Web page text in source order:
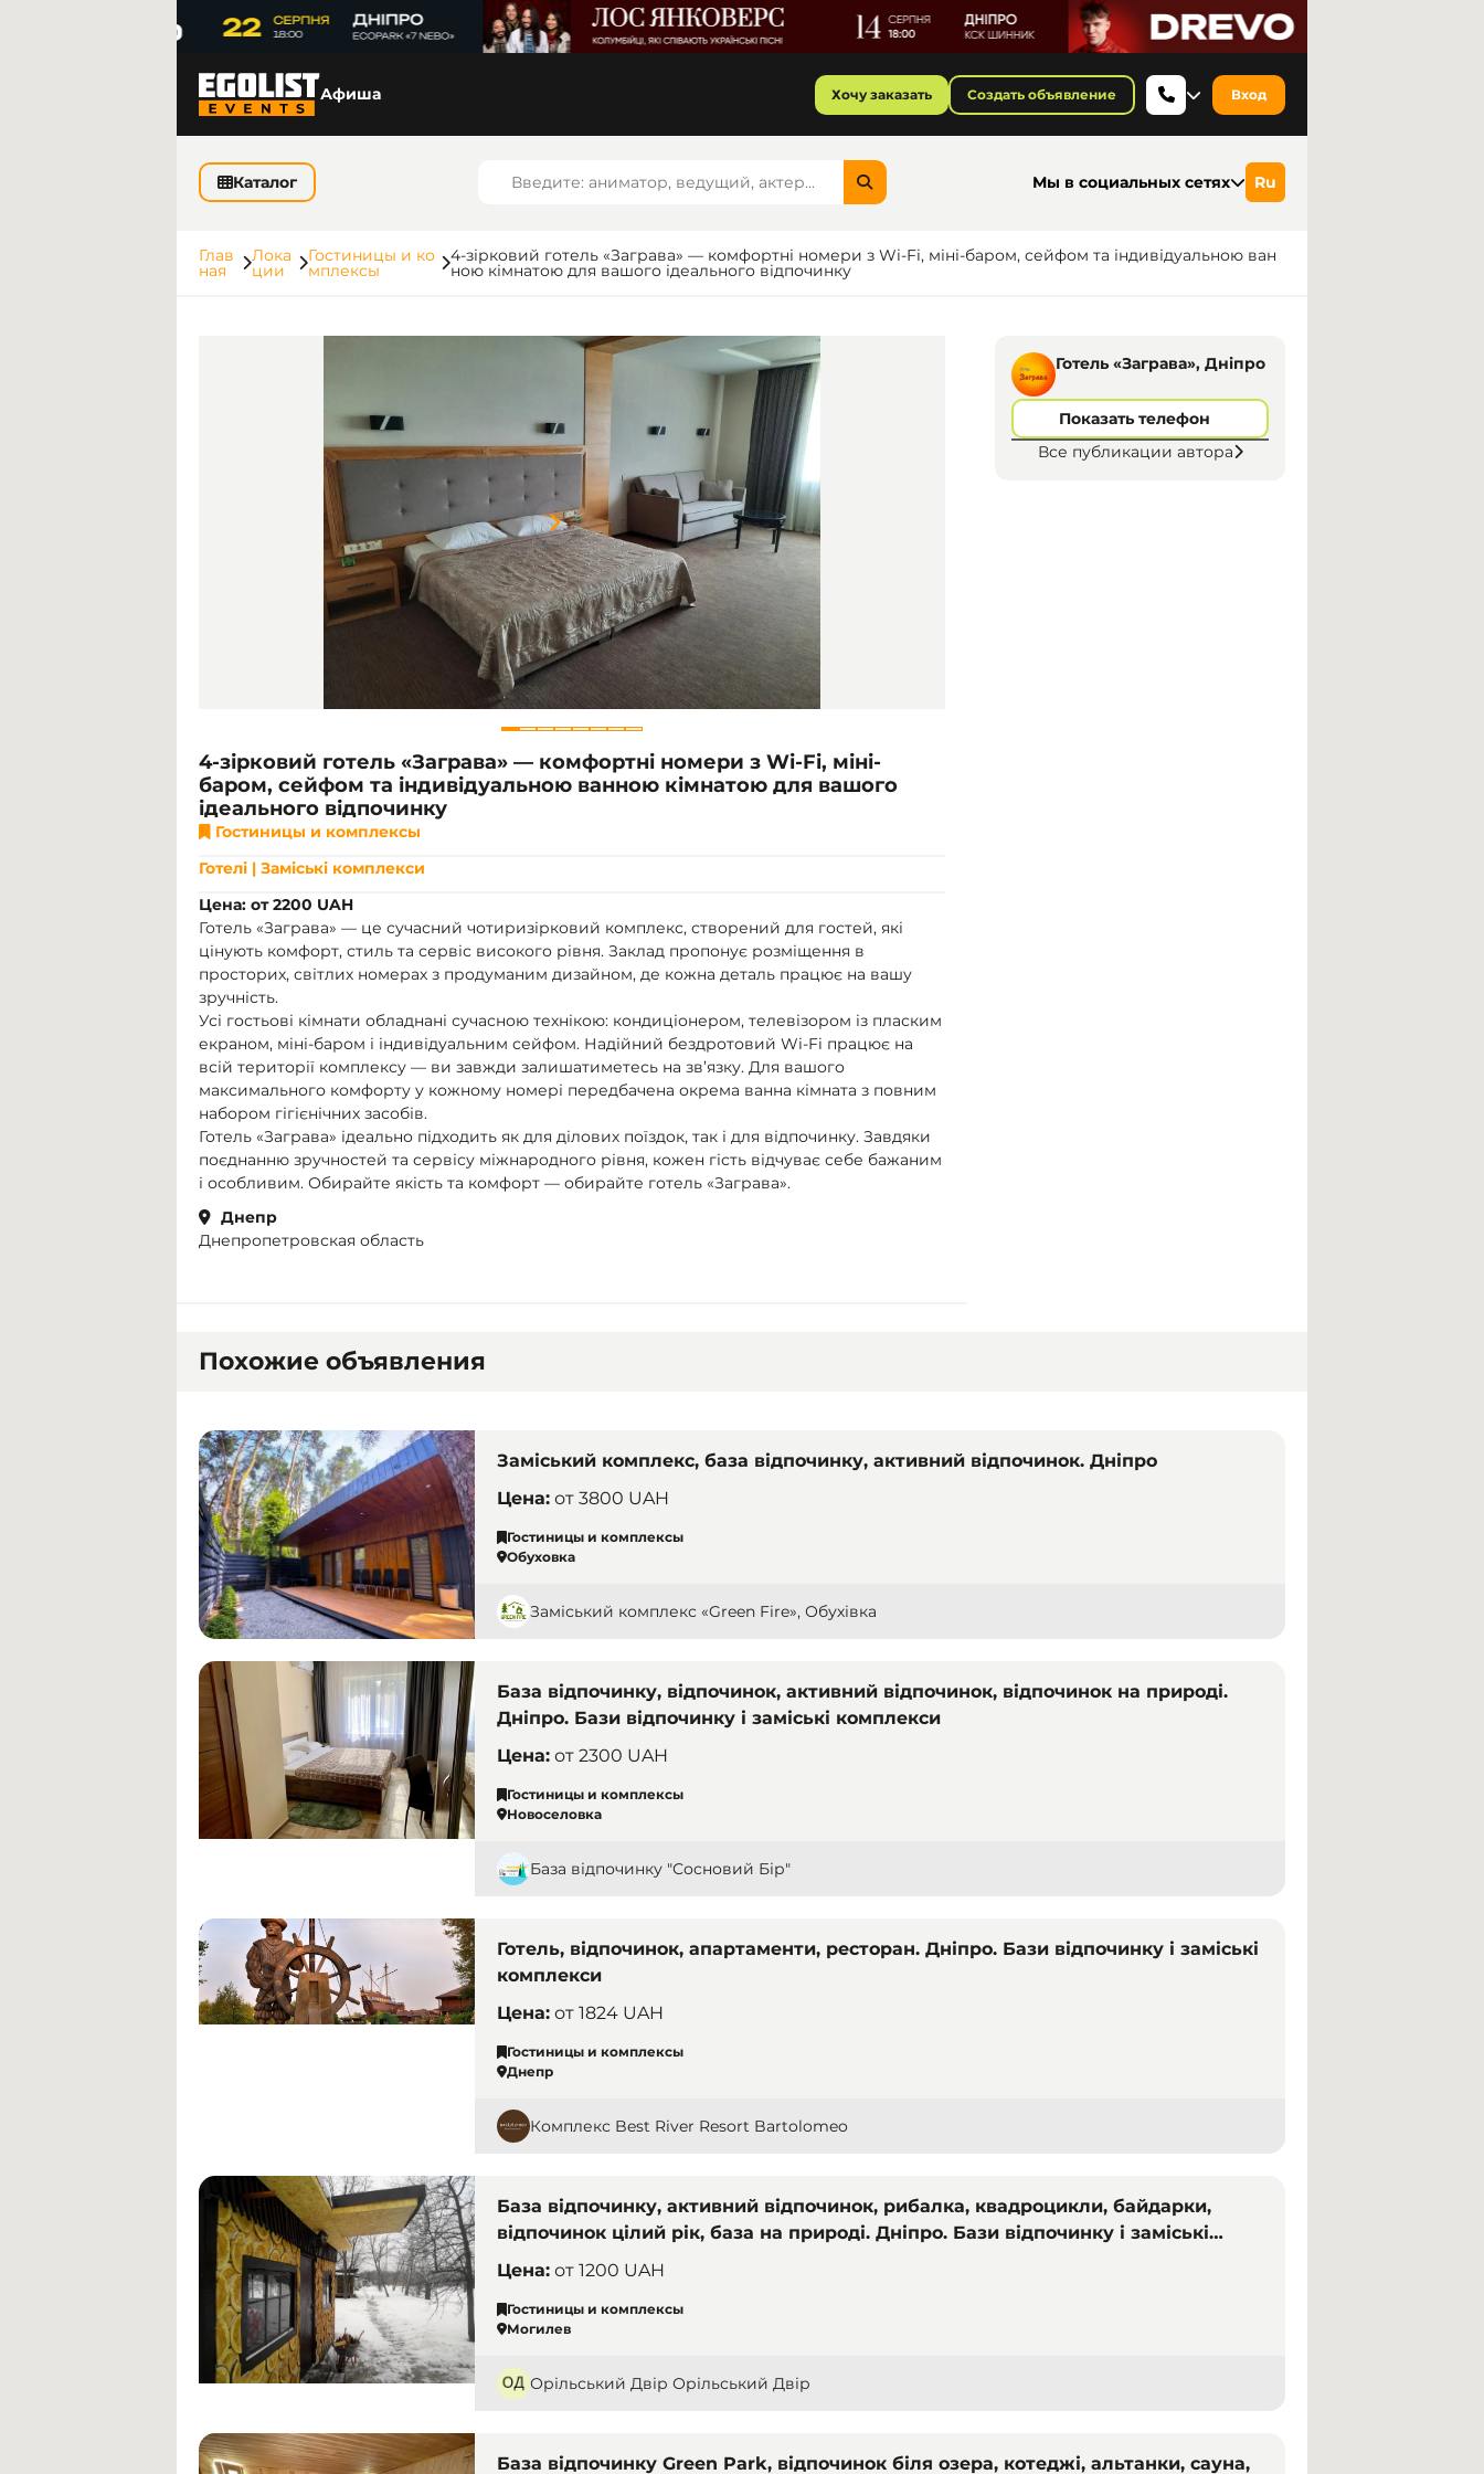
Афиша Хочу заказать Создать объявление Вход
Каталог Мы в социальных сетях Ru
Глав
ная
Лока
ции
Гостиницы и ко
мплексы
4-зірковий готель «Заграва» — комфортні номери з Wi-Fi, міні-баром, сейфом та індивідуальною ван
ною кімнатою для вашого ідеального відпочинку
Item
1
of
8
4-зірковий готель «Заграва» — комфортні номери з Wi-Fi, міні-
баром, сейфом та індивідуальною ванною кімнатою для вашого
ідеального відпочинку
Гостиницы и комплексы
Готелі | Заміські комплекси
Цена: от 2200 UAH
Готель «Заграва» — це сучасний чотиризірковий комплекс, створений для гостей, які
цінують комфорт, стиль та сервіс високого рівня. Заклад пропонує розміщення в
просторих, світлих номерах з продуманим дизайном, де кожна деталь працює на вашу
зручність.
Усі гостьові кімнати обладнані сучасною технікою: кондиціонером, телевізором із пласким
екраном, міні-баром і індивідуальним сейфом. Надійний бездротовий Wi-Fi працює на
всій території комплексу — ви завжди залишатиметесь на зв’язку. Для вашого
максимального комфорту у кожному номері передбачена окрема ванна кімната з повним
набором гігієнічних засобів.
Готель «Заграва» ідеально підходить як для ділових поїздок, так і для відпочинку. Завдяки
поєднанню зручностей та сервісу міжнародного рівня, кожен гість відчуває себе бажаним
і особливим. Обирайте якість та комфорт — обирайте готель «Заграва».
Днепр
Днепропетровская область
Готель «Заграва», Дніпро
Показать телефон
Все публикации автора
Похожие объявления
Заміський комплекс, база відпочинку, активний відпочинок. Дніпро
Цена: от 3800 UAH
Гостиницы и комплексы
Обуховка
Заміський комплекс «Green Fire», Обухівка
База відпочинку, відпочинок, активний відпочинок, відпочинок на природі.
Дніпро. Бази відпочинку і заміські комплекси
Цена: от 2300 UAH
Гостиницы и комплексы
Новоселовка
База відпочинку "Сосновий Бір"
Готель, відпочинок, апартаменти, ресторан. Дніпро. Бази відпочинку і заміські
комплекси
Цена: от 1824 UAH
Гостиницы и комплексы
Днепр
Комплекс Best River Resort Bartolomeo
База відпочинку, активний відпочинок, рибалка, квадроцикли, байдарки,
відпочинок цілий рік, база на природі. Дніпро. Бази відпочинку і заміські
комплекси
Цена: от 1200 UAH
Гостиницы и комплексы
Могилев
Орільський Двір Орільський Двір
База відпочинку Green Park, відпочинок біля озера, котеджі, альтанки, сауна,